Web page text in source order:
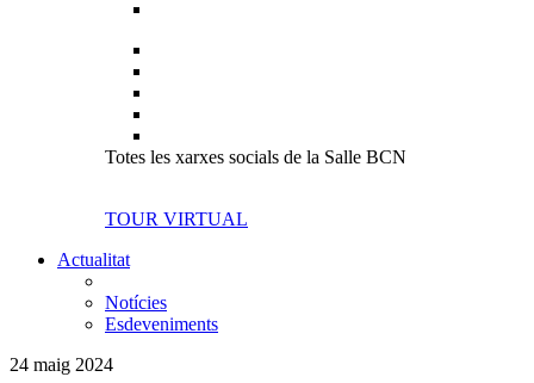
Totes les xarxes socials de la Salle BCN
TOUR VIRTUAL
Actualitat
Notícies
Esdeveniments
24 maig 2024